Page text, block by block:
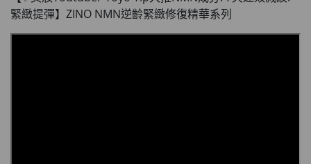
緊緻提彈】ZINO NMN逆齡緊緻修復精華系列